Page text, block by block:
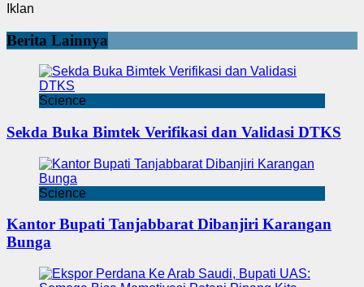
Iklan
Berita Lainnya
Science
Sekda Buka Bimtek Verifikasi dan Validasi DTKS
Science
Kantor Bupati Tanjabbarat Dibanjiri Karangan
Bunga